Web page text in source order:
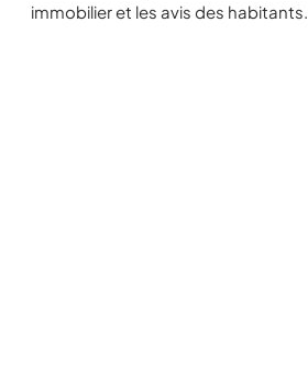
immobilier et les avis des habitants.